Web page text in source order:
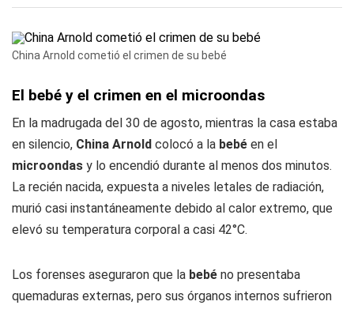
China Arnold cometió el crimen de su bebé
El bebé y el crimen en el microondas
En la madrugada del 30 de agosto, mientras la casa estaba
en silencio, China Arnold colocó a la bebé en el
microondas y lo encendió durante al menos dos minutos.
La recién nacida, expuesta a niveles letales de radiación,
murió casi instantáneamente debido al calor extremo, que
elevó su temperatura corporal a casi 42°C.
Los forenses aseguraron que la bebé no presentaba
quemaduras externas, pero sus órganos internos sufrieron